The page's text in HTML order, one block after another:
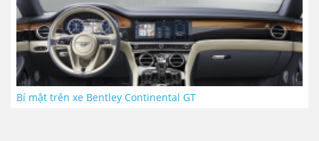
Bí mật trên xe Bentley Continental GT